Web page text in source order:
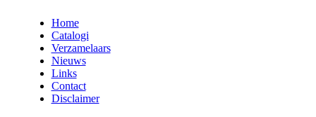
Home
Catalogi
Verzamelaars
Nieuws
Links
Contact
Disclaimer